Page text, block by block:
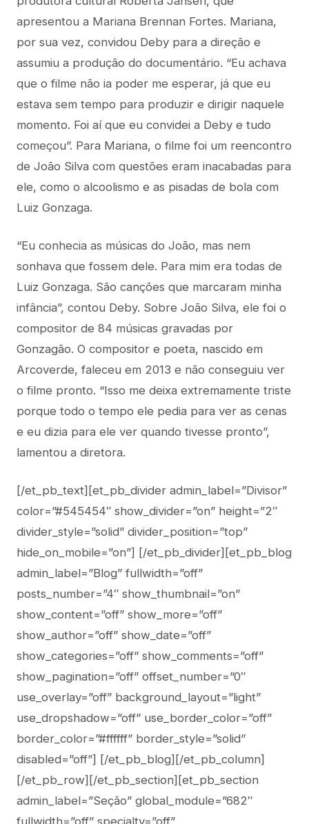
apresentou a Mariana Brennan Fortes. Mariana,
por sua vez, convidou Deby para a direção e
assumiu a produção do documentário. “Eu achava
que o filme não ia poder me esperar, já que eu
estava sem tempo para produzir e dirigir naquele
momento. Foi aí que eu convidei a Deby e tudo
começou”. Para Mariana, o filme foi um reencontro
de João Silva com questões eram inacabadas para
ele, como o alcoolismo e as pisadas de bola com
Luiz Gonzaga.
“Eu conhecia as músicas do João, mas nem
sonhava que fossem dele. Para mim era todas de
Luiz Gonzaga. São canções que marcaram minha
infância”, contou Deby. Sobre João Silva, ele foi o
compositor de 84 músicas gravadas por
Gonzagão. O compositor e poeta, nascido em
Arcoverde, faleceu em 2013 e não conseguiu ver
o filme pronto. “Isso me deixa extremamente triste
porque todo o tempo ele pedia para ver as cenas
e eu dizia para ele ver quando tivesse pronto”,
lamentou a diretora.
[/et_pb_text][et_pb_divider admin_label=”Divisor”
color=”#545454″ show_divider=”on” height=”2″
divider_style=”solid” divider_position=”top”
hide_on_mobile=”on”] [/et_pb_divider][et_pb_blog
admin_label=”Blog” fullwidth=”off”
posts_number=”4″ show_thumbnail=”on”
show_content=”off” show_more=”off”
show_author=”off” show_date=”off”
show_categories=”off” show_comments=”off”
show_pagination=”off” offset_number=”0″
use_overlay=”off” background_layout=”light”
use_dropshadow=”off” use_border_color=”off”
border_color=”#ffffff” border_style=”solid”
disabled=”off”] [/et_pb_blog][/et_pb_column]
[/et_pb_row][/et_pb_section][et_pb_section
admin_label=”Seção” global_module=”682″